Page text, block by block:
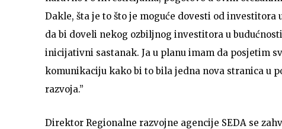
Dakle, šta je to što je moguće dovesti od
da bi doveli nekog ozbiljnog investitora u
inicijativni sastanak. Ja u planu imam da posjetim
komunikaciju kako bi to bila jedna nova stranica u
razvoja.”
Direktor Regionalne razvojne agencije SEDA se